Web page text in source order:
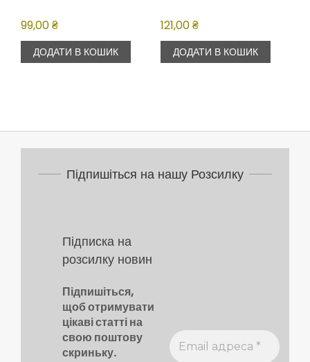
99,00₴
ДОДАТИ В КОШИК
121,00₴
ДОДАТИ В КОШИК
Підпишіться на нашу Розсилку
Підписка на
розсилку новин
Підпишіться,
щоб отримувати
цікаві статті на
свою поштову
скриньку.